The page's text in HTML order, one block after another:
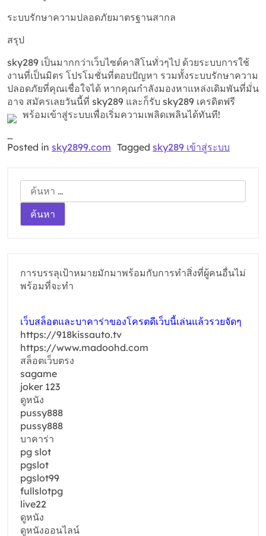
ระบบรักษาความปลอดภัยมาตรฐานสากล
สรุป
sky289 เป็นมากกว่าเว็บไซต์คาสิโนทั่วๆไป ด้วยระบบการใช้
งานที่เป็นมิตร โปรโมชั่นที่ตอบปัญหา รวมทั้งระบบรักษาความ
ปลอดภัยที่คุณเชื่อใจได้ หากคุณกำลังมองหาแหล่งเดิมพันที่มั่น
อาจ สมัครเลยวันนี้ที่ sky289 และก็รับ sky289 เครดิตฟรี
พร้อมเข้าสู่ระบบเพื่อเริ่มความเพลิดเพลินได้ทันที!
…
Posted in sky2899.com Tagged sky289 เข้าสู่ระบบ
ค้นหา
สำหรับ:
การบรรลุเป้าหมายมักมาพร้อมกับการทำสิ่งที่ผู้คนอื่นไม่
พร้อมที่จะทำ
เว็บสล็อตและบาคาร่าของโครตดีเว็บนี้เล่นแล้วรวยจัดๆ
https://918kissauto.tv
https://www.madoohd.com
สล็อตเว็บตรง
sagame
joker 123
ดูหนัง
pussy888
pussy888
บาคาร่า
pg slot
pgslot
pgslot99
fullslotpg
live22
ดูหนัง
ดูหนังออนไลน์